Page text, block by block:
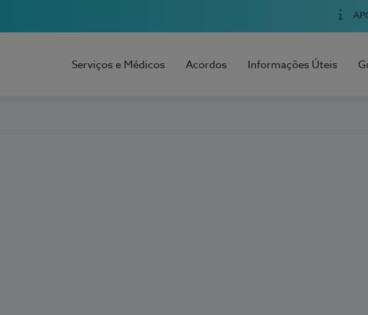
Serviços e Médicos Acordos Informações Úteis